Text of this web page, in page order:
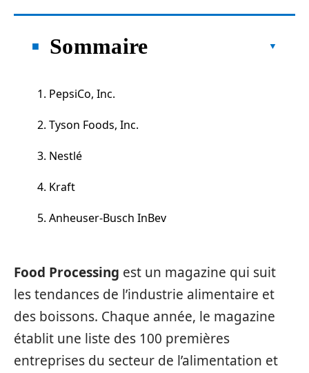
Sommaire
1. PepsiCo, Inc.
2. Tyson Foods, Inc.
3. Nestlé
4. Kraft
5. Anheuser-Busch InBev
Food Processing est un magazine qui suit
les tendances de l’industrie alimentaire et
des boissons. Chaque année, le magazine
établit une liste des 100 premières
entreprises du secteur de l’alimentation et